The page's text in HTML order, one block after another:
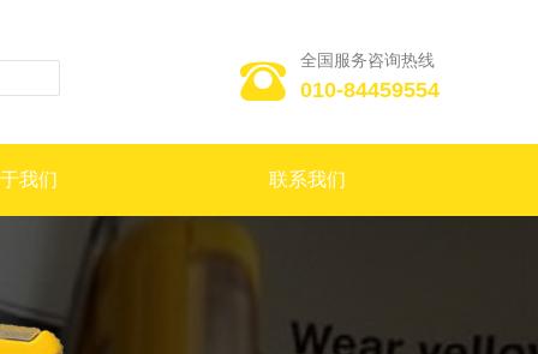
 全国服务咨询热线
010-84459554
我们 联系我们